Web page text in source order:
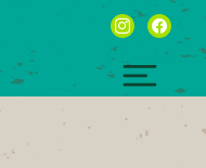
instagram